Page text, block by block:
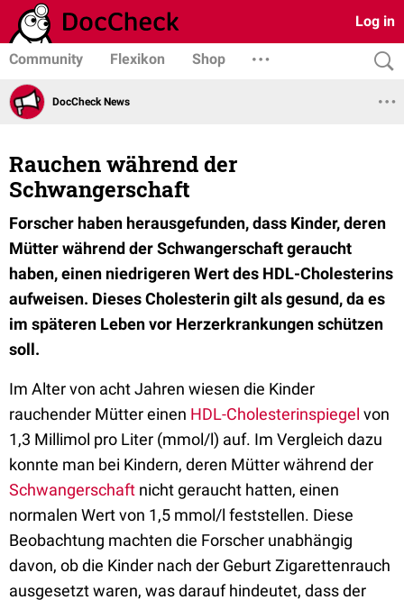
Log in
Community Flexikon Shop
DocCheck News
Rauchen während der
Schwangerschaft
Forscher haben herausgefunden, dass Kinder, deren
Mütter während der Schwangerschaft geraucht
haben, einen niedrigeren Wert des HDL-Cholesterins
aufweisen. Dieses Cholesterin gilt als gesund, da es
im späteren Leben vor Herzerkrankungen schützen
soll.
Im Alter von acht Jahren wiesen die Kinder
rauchender Mütter einen HDL-Cholesterinspiegel von
1,3 Millimol pro Liter (mmol/l) auf. Im Vergleich dazu
konnte man bei Kindern, deren Mütter während der
Schwangerschaft nicht geraucht hatten, einen
normalen Wert von 1,5 mmol/l feststellen. Diese
Beobachtung machten die Forscher unabhängig
davon, ob die Kinder nach der Geburt Zigarettenrauch
ausgesetzt waren, was darauf hindeutet, dass der